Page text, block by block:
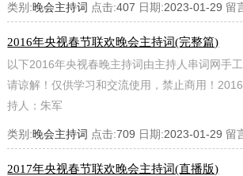
类别:晚会主持词 点击:407 日期:2023-01-29 留
2016年央视春节联欢晚会主持词(完整篇)
以下2016年央视春晚主持词由主持人串词网手
请谅解！仅供学习和交流使用，禁止商用！
持人：朱军
类别:晚会主持词 点击:709 日期:2023-01-29 留
2017年央视春节联欢晚会主持词(直播版)